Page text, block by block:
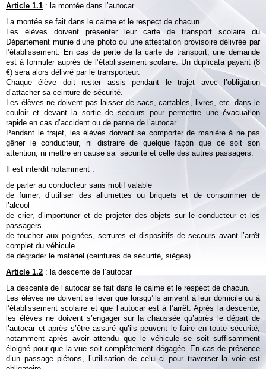
Article 1.1 : la montée dans l’autocar
La montée se fait dans le calme et le respect de chacun.
Les élèves doivent présenter leur carte de transport scolaire du
Département munie d’une photo ou une attestation provisoire délivrée par
l’établissement. En cas de perte de la carte de transport, une demande
est à formuler auprès de l’établissement scolaire. Un duplicata payant (8
€) sera alors délivré par le transporteur.
Chaque élève doit rester assis pendant le trajet avec l’obligation
d’attacher sa ceinture de sécurité.
Les élèves ne doivent pas laisser de sacs, cartables, livres, etc. dans le
couloir et devant la sortie de secours pour permettre une évacuation
rapide en cas d’accident ou de panne de l’autocar.
Pendant le trajet, les élèves doivent se comporter de manière à ne pas
gêner le conducteur, ni distraire de quelque façon que ce soit son
attention, ni mettre en cause sa sécurité et celle des autres passagers.
Il est interdit notamment :
de parler au conducteur sans motif valable
de fumer, d’utiliser des allumettes ou briquets et de consommer de
l’alcool
de crier, d’importuner et de projeter des objets sur le conducteur et les
passagers
de toucher aux poignées, serrures et dispositifs de secours avant l’arrêt
complet du véhicule
de dégrader le matériel (ceintures de sécurité, sièges).
Article 1.2 : la descente de l’autocar
La descente de l’autocar se fait dans le calme et le respect de chacun.
Les élèves ne doivent se lever que lorsqu’ils arrivent à leur domicile ou à
l’établissement scolaire et que l’autocar est à l’arrêt. Après la descente,
les élèves ne doivent s’engager sur la chaussée qu’après le départ de
l’autocar et après s’être assuré qu’ils peuvent le faire en toute sécurité,
notamment après avoir attendu que le véhicule se soit suffisamment
éloigné pour que la vue soit complètement dégagée. En cas de présence
d’un passage piétons, l’utilisation de celui-ci pour traverser la voie est